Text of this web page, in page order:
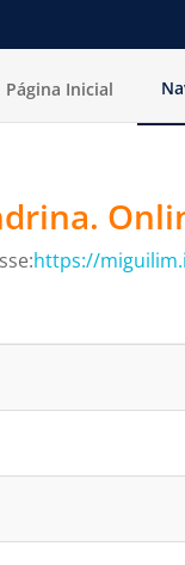
Página Inicial
https://